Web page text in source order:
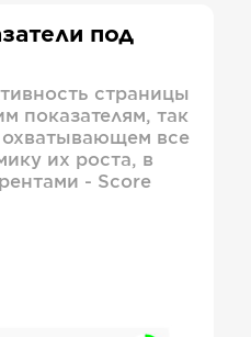
под
страницы
показателям, так
все
их роста, в
- Score